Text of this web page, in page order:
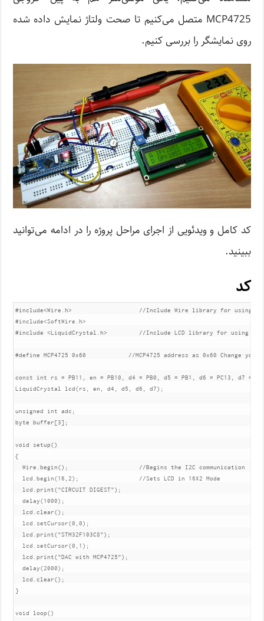
MCP4725 متصل می‌کنیم تا صحت ولتاژ نمایش داده شده
روی نمایشگر را بررسی کنیم.
کد کامل و ویدئویی از اجرای مراحل پروژه را در ادامه می‌توانید
ببینید.
کد
#include<Wire.h>                   //Include Wire library for using
#include<SoftWire.h>
#include <LiquidCrystal.h>         //Include LCD library for using
#define MCP4725 0x60            //MCP4725 address as 0x60 Change
const int rs = PB11, en = PB10, d4 = PB0, d5 = PB1, d6 = PC13, d7 =
LiquidCrystal lcd(rs, en, d4, d5, d6, d7);
unsigned int adc;
byte buffer[3];
void setup()
{
Wire.begin();                    //Begins the I2C communication
lcd.begin(16,2);                 //Sets LCD in 16X2 Mode
lcd.print("CIRCUIT DIGEST");
delay(1000);
lcd.clear();
lcd.setCursor(0,0);
lcd.print("STM32F103C8");
lcd.setCursor(0,1);
lcd.print("DAC with MCP4725");
delay(2000);
lcd.clear();
}
void loop()